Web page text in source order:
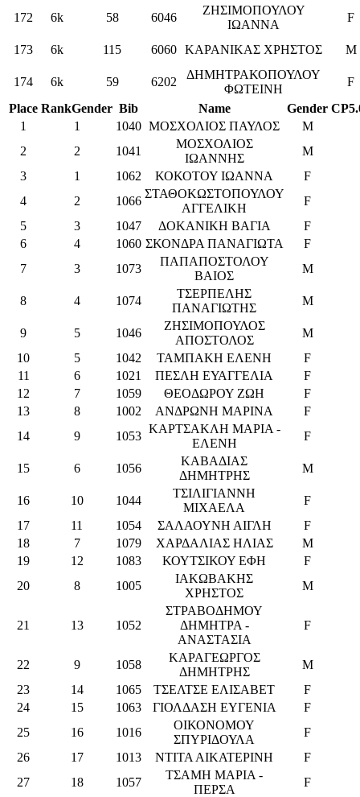
172 6k 58 6046
ΖΗΣΙΜΟΠΟΥΛΟΥ
ΙΩΑΝΝΑ
F
173 6k 115 6060 ΚΑΡΑΝΙΚΑΣ ΧΡΗΣΤΟΣ M
174 6k 59 6202
ΔΗΜΗΤΡΑΚΟΠΟΥΛΟΥ
ΦΩΤΕΙΝΗ
F
Place RankGender Bib Name Gender
1
1 1040 ΜΟΣΧΟΛΙΟΣ ΠΑΥΛΟΣ
M
2
2 1041
ΜΟΣΧΟΛΙΟΣ
ΙΩΑΝΝΗΣ
M
3
1 1062 ΚΟΚΟΤΟΥ ΙΩΑΝΝΑ
F
4
2 1066
ΣΤΑΘΟΚΩΣΤΟΠΟΥΛΟΥ
ΑΓΓΕΛΙΚΗ
F
5
3 1047 ΔΟΚΑΝΙΚΗ ΒΑΓΙΑ
F
6
4 1060 ΣΚΟΝΔΡΑ ΠΑΝΑΓΙΩΤΑ
F
7
3 1073
ΠΑΠΑΠΟΣΤΟΛΟΥ
ΒΑΙΟΣ
M
8 4 1074
ΤΣΕΡΠΕΛΗΣ
ΠΑΝΑΓΙΩΤΗΣ
M
9 5 1046
ΖΗΣΙΜΟΠΟΥΛΟΣ
ΑΠΟΣΤΟΛΟΣ
M
10
5 1042 ΤΑΜΠΑΚΗ ΕΛΕΝΗ
F
11
6 1021 ΠΕΣΛΗ ΕΥΑΓΓΕΛΙΑ
F
12
7 1059 ΘΕΟΔΩΡΟΥ ΖΩΗ
F
13
8 1002 ΑΝΔΡΩΝΗ ΜΑΡΙΝΑ
F
14
9 1053
ΚΑΡΤΣΑΚΛΗ ΜΑΡΙΑ -
ΕΛΕΝΗ
F
15 6 1056
ΚΑΒΑΔΙΑΣ
ΔΗΜΗΤΡΗΣ
M
16 10 1044
ΤΣΙΛΙΓΙΑΝΝΗ
ΜΙΧΑΕΛΑ
F
17
11 1054 ΣΑΛΑΟΥΝΗ ΑΙΓΛΗ
F
18
7 1079 ΧΑΡΔΑΛΙΑΣ ΗΛΙΑΣ
M
19
12 1083 ΚΟΥΤΣΙΚΟΥ ΕΦΗ
F
20
8 1005
ΙΑΚΩΒΑΚΗΣ
ΧΡΗΣΤΟΣ
M
21 13 1052
ΣΤΡΑΒΟΔΗΜΟΥ
ΔΗΜΗΤΡΑ -
ΑΝΑΣΤΑΣΙΑ
F
22 9 1058
ΚΑΡΑΓΕΩΡΓΟΣ
ΔΗΜΗΤΡΗΣ
M
23
14 1065 ΤΣΕΛΤΣΕ ΕΛΙΣΑΒΕΤ
F
24
15 1063 ΓΙΟΛΔΑΣΗ ΕΥΓΕΝΙΑ
F
25
16 1016
ΟΙΚΟΝΟΜΟΥ
ΣΠΥΡΙΔΟΥΛΑ
F
26
17 1013 ΝΤΙΤΑ ΑΙΚΑΤΕΡΙΝΗ
F
27
18 1057
ΤΣΑΜΗ ΜΑΡΙΑ -
ΠΕΡΣΑ
F